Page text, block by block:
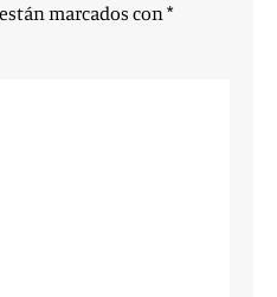
marcados con*